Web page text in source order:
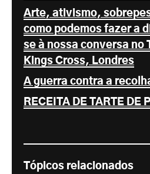
Arte, ativismo,
como podemos fazer a
se à nossa conversa no
Kings Cross, Londres
A guerra contra a
RECEITA DE TARTE DE
Tópicos relacionados